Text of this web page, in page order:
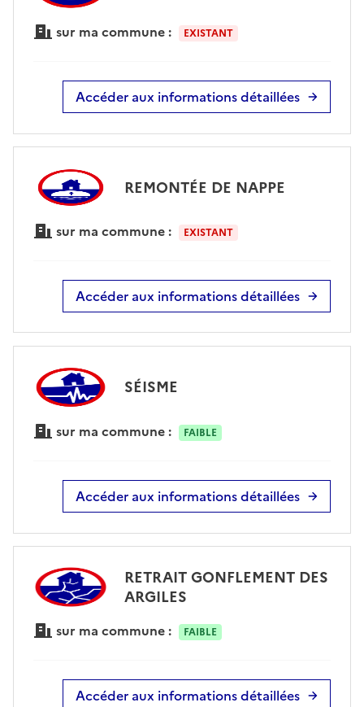
sur ma commune : EXISTANT
Accéder aux informations détaillées
REMONTÉE DE NAPPE
sur ma commune : EXISTANT
Accéder aux informations détaillées
SÉISME
sur ma commune : FAIBLE
Accéder aux informations détaillées
RETRAIT GONFLEMENT DES
ARGILES
sur ma commune : FAIBLE
Accéder aux informations détaillées